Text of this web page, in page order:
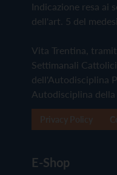
Indicazione resa ai
dell'art. 5 del
Vita Trentina,
Settimanali
dell'Autodisciplina
Autodisciplina
E-Shop